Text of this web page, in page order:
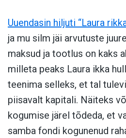
Uuendasin hiljuti “Laura
ja mu silm jäi arvutuste
maksud ja tootlus on kaks
milleta peaks Laura ikka
teenima selleks, et tal
piisavalt kapitali. Näiteks
kogumise järel tõdeda, et
samba fondi kogunenud